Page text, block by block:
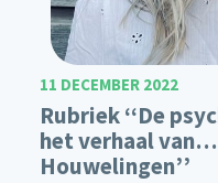
11 DECEMBER 2022
Rubriek ‘‘De
het verhaal
Houwelingen’’